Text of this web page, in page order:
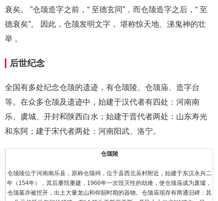
衰矣。 ”仓颉造字之前，“ 至德玄同”，而仓颉造字之后，“ 至
德衰矣”。 因此，仓颉发明文字， 堪称惊天地、涕鬼神的壮
举 。
后世纪念
全国有多处纪念仓颉的遗迹，有仓颉陵、仓颉庙、造字台
等。在众多仓颉及遗迹中，始建于汉代者有四处：河南南
乐、虞城、开封和陕西白水；始建于晋代者两处：山东寿光
和东阿；建于宋代者两处：河南阳武、洛宁。
仓颉陵
仓颉陵位于河南南乐县，原称仓颉祠，位于县西北吴村附近，始建于东汉永兴二
年（154年），其后屡毁屡建，1966年一次毁灭性的劫难，使仓颉庙成为废墟，
仓颉墓亦被挖开，出土大量龙山和仰韶时期的器物。仓颉庙现存有两通旧碑：其